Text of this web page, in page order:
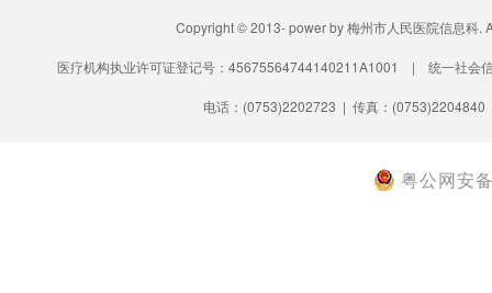
Copyright © 2013- power by 梅州市人民医院信息科
医疗机构执业许可证登记号：45675564744140211A1001 | 统一社会
电话：(0753)2202723 | 传真：
粤公网安